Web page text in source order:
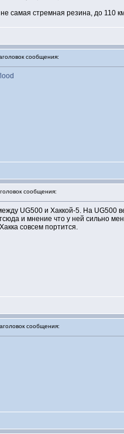
самая стремная резина, до 110
сообщения:
сообщения:
UG500 и Хаккой-5. На UG500
и мнение что у ней сильно
совсем портится.
сообщения: